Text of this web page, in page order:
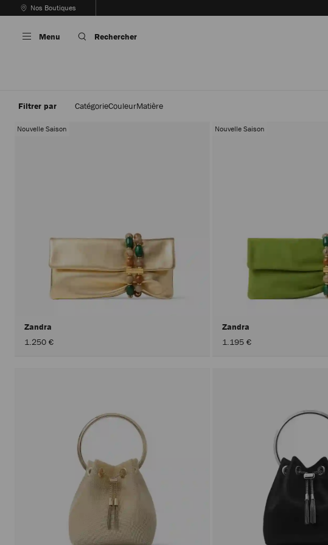
Passer
Au
Nos Boutiques
Menu Rechercher
Filtrer par CatégorieCouleurMatière
Nouvelle Saison
Zandra
1.250 €
Nouvelle Saison
Zandra
1.195 €